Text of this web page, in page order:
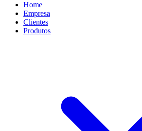
Home
Empresa
Clientes
Produtos